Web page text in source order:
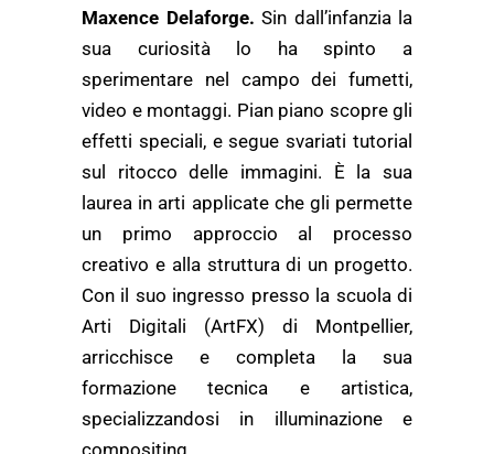
Maxence Delaforge. Sin dall’infanzia la
sua curiosità lo ha spinto a
sperimentare nel campo dei fumetti,
video e montaggi. Pian piano scopre gli
effetti speciali, e segue svariati tutorial
sul ritocco delle immagini. È la sua
laurea in arti applicate che gli permette
un primo approccio al processo
creativo e alla struttura di un progetto.
Con il suo ingresso presso la scuola di
Arti Digitali (ArtFX) di Montpellier,
arricchisce e completa la sua
formazione tecnica e artistica,
specializzandosi in illuminazione e
compositing.